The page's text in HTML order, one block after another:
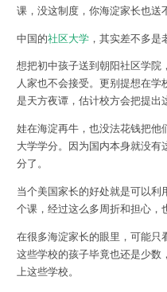
课，没这制度，你海淀家长也送
中国的社区大学，其实差不多是
想把初中孩子送到朝阳社区学院
人家也不会接受。更别提想在
是天方夜谭，估计校方会把提出
娃在海淀再牛，也没法花钱把他
大学学分。因为国内本身就没
分了。
当个美国家长的好处就是可以利
个课，经过这么多周折和担心，
在很多海淀家长的眼里，可能只
这些学校的孩子毕竟也还是少数
上这些学校。